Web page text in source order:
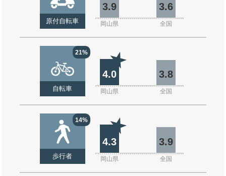
原付自転車
3.9 3.6
岡山県 全国
21%
自転車
4.0 3.8
岡山県 全国
14%
歩行者
4.3 3.9
岡山県 全国